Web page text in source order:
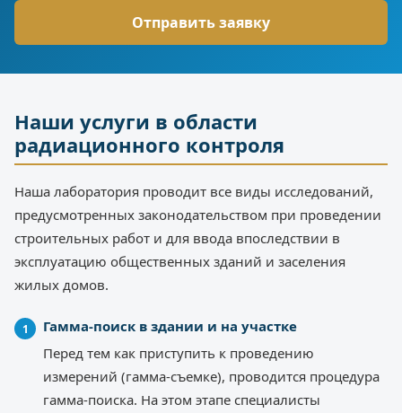
Наши услуги в области
радиационного контроля
Наша лаборатория проводит все виды исследований,
предусмотренных законодательством при проведении
строительных работ и для ввода впоследствии в
эксплуатацию общественных зданий и заселения
жилых домов.
Гамма-поиск в здании и на участке
Перед тем как приступить к проведению
измерений (гамма-съемке), проводится процедура
гамма-поиска. На этом этапе специалисты